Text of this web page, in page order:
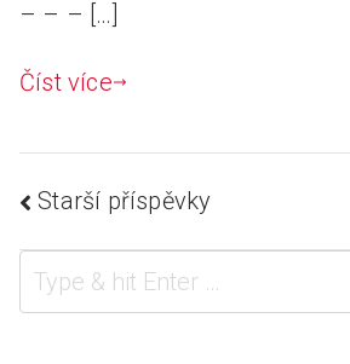
– – – […]
Číst více
Navigace
pro
Starší příspěvky